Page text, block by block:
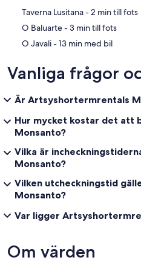
‪Taverna Lusitana - ‬2 min till fots
‪O Baluarte - ‬3 min till fots
‪O Javali - ‬13 min med bil
Vanliga frågor
Är Artsyshortermrentals
Hur mycket kostar det att
Monsanto?
Vilka är
Monsanto?
Vilken utcheckningstid
Monsanto?
Var ligger
Om värden